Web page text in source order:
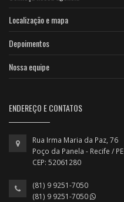
Localização e mapa
Depoimentos
Nossa equipe
ENDEREÇO E CONTATOS
Rua Irma Maria da Paz, 76
Poço da Panela - Recife / PE
CEP: 52061280
(81) 9 9251-7050
(81) 9 9251-7050